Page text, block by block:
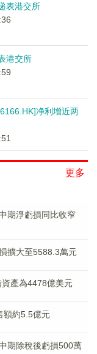
表港交所
港交所
净利增近两
更多
期淨虧損同比收窄
擴大至5588.3萬元
產為4478億美元
額約5.5億元
期除稅後虧損500萬